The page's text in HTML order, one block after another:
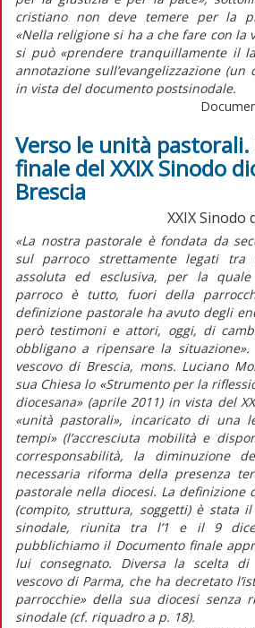
cristiano non deve temere per la
«Nella religione si ha a che fare con la
si può «prendere tranquillamente il
annotazione sull’evangelizzazione (un
in vista del documento postsinodale.
Verso le unità
finale del XXIX Sinodo
Brescia
XXIX Sinodo
«La nostra pastorale è fondata da
sul parroco strettamente legati tra
assoluta ed esclusiva, per la
parroco è tutto, fuori della
definizione pastorale ha avuto degli
però testimoni e attori, oggi, di
obbligano a ripensare la
vescovo di Brescia, mons. Luciano
sua Chiesa lo «Strumento per la
diocesana» (aprile 2011) in vista del
«unità pastorali», incaricato di una
tempi» (l’accresciuta mobilità e
corresponsabilità, la diminuzione
necessaria riforma della presenza
pastorale nella diocesi. La definizione
(compito, struttura, soggetti) è stata il
sinodale, riunita tra l’1 e il 9
pubblichiamo il Documento finale
lui consegnato. Diversa la scelta di
vescovo di Parma, che ha decretato
parrocchie» della sua diocesi senza
sinodale (cf. riquadro a p. 18).